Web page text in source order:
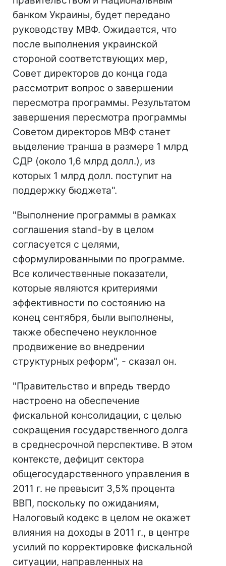
банком Украины, будет передано
руководству МВФ. Ожидается, что
после выполнения украинской
стороной соответствующих мер,
Совет директоров до конца года
рассмотрит вопрос о завершении
пересмотра программы. Результатом
завершения пересмотра программы
Советом директоров МВФ станет
выделение транша в размере 1 млрд
СДР (около 1,6 млрд долл.), из
которых 1 млрд долл. поступит на
поддержку бюджета".
"Выполнение программы в рамках
соглашения stand-by в целом
согласуется с целями,
сформулированными по программе.
Все количественные показатели,
которые являются критериями
эффективности по состоянию на
конец сентября, были выполнены,
также обеспечено неуклонное
продвижение во внедрении
структурных реформ", - сказал он.
"Правительство и впредь твердо
настроено на обеспечение
фискальной консолидации, с целью
сокращения государственного долга
в среднесрочной перспективе. В этом
контексте, дефицит сектора
общегосударственного управления в
2011 г. не превысит 3,5% процента
ВВП, поскольку по ожиданиям,
Налоговый кодекс в целом не окажет
влияния на доходы в 2011 г., в центре
усилий по корректировке фискальной
ситуации, направленных на